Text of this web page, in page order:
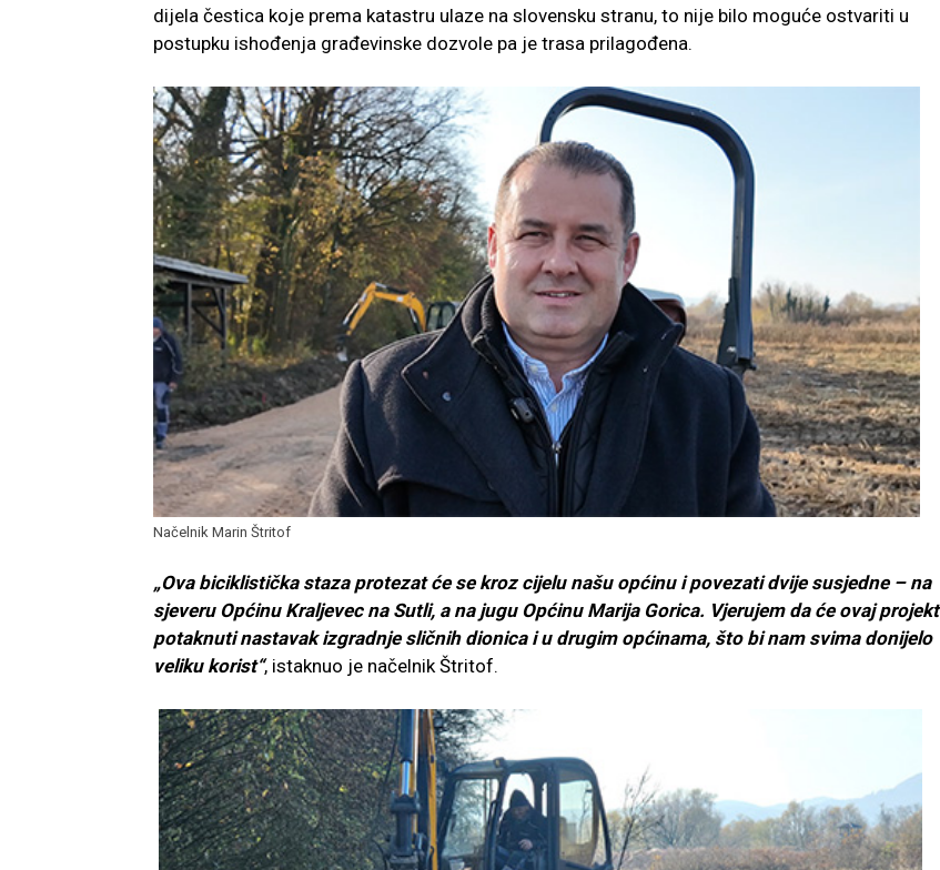
dijela čestica koje prema katastru ulaze na slovensku stranu, to nije bilo moguće ostvariti u
postupku ishođenja građevinske dozvole pa je trasa prilagođena.
Načelnik Marin Štritof
„Ova biciklistička staza protezat će se kroz cijelu našu općinu i povezati dvije susjedne – na
sjeveru Općinu Kraljevec na Sutli, a na jugu Općinu Marija Gorica. Vjerujem da će ovaj projekt
potaknuti nastavak izgradnje sličnih dionica i u drugim općinama, što bi nam svima donijelo
veliku korist“, istaknuo je načelnik Štritof.